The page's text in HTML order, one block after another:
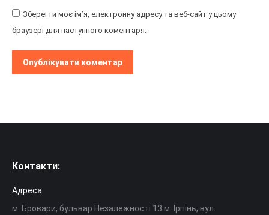
Зберегти моє ім’я, електронну адресу та веб-сайт у цьому
браузері для наступного коментаря.
Опублікувати коментар
Контакти:
Адреса:
м. Бровари, бульвар Незалежності 13 м. Ірпінь, вул.